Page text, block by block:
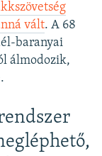
vált. A 68
baranyai
álmodozik,